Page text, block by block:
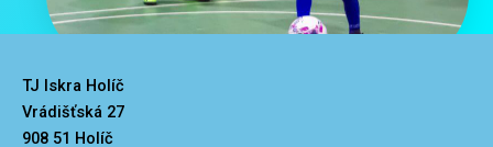
TJ Iskra Holíč
Vrádišťská 27
908 51 Holíč